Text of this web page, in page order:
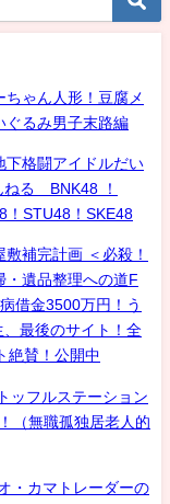
ゃん人形！豆腐メ
ぐるみ男子末路編
格闘アイドルだい
る BNK48 ！
！STU48！SKE48
補完計画 ＜必殺！
・遺品整理への道F
借金3500万円！う
最後のサイト！全
絶賛！公開中
ッフルステーション
（無職孤独居老人的
・カマトレーダーの